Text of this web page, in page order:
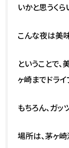
いかと思うくら
こんな夜は美
ということで
ヶ崎までドライ
もちろん、ガッ
場所は、茅ヶ